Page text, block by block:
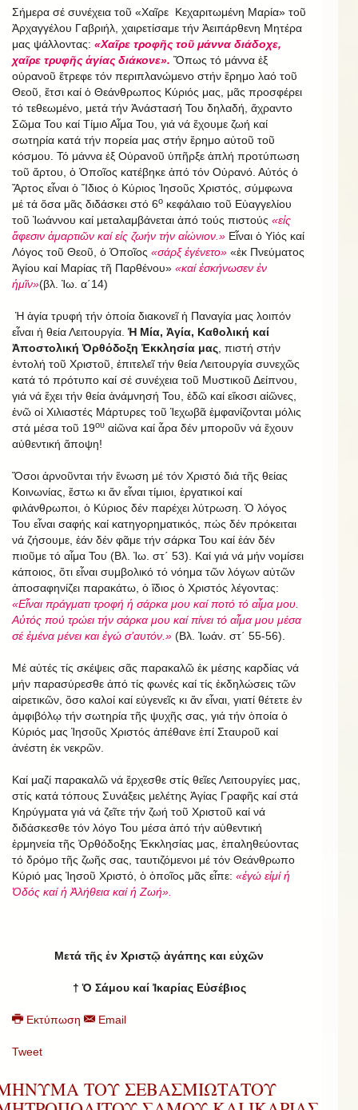
Σήμερα σέ συνέχεια τοῦ «Χαῖρε Κεχαριτωμένη Μαρία» τοῦ
Ἀρχαγγέλου Γαβριήλ, χαιρετίσαμε τήν Ἀειπάρθενη Μητέρα
μας ψάλλοντας: «Χαῖρε τροφῆς τοῦ μάννα διάδοχε,
χαῖρε τρυφῆς ἁγίας διάκονε». Ὅπως τό μάννα ἐξ
οὐρανοῦ ἔτρεφε τόν περιπλανώμενο στήν ἔρημο λαό τοῦ
Θεοῦ, ἔτσι καί ὁ Θεάνθρωπος Κύριός μας, μᾶς προσφέρει
τό τεθεωμένο, μετά τήν Ἀνάστασή Του δηλαδή, ἄχραντο
Σῶμα Του καί Τίμιο Αἷμα Του, γιά νά ἔχουμε ζωή καί
σωτηρία κατά τήν πορεία μας στήν ἔρημο αὐτοῦ τοῦ
κόσμου. Τό μάννα ἐξ Οὐρανοῦ ὑπῆρξε ἁπλή προτύπωση
τοῦ ἄρτου, ὁ Ὁποῖος κατέβηκε ἀπό τόν Οὐρανό. Αὐτός ὁ
Ἄρτος εἶναι ὁ Ἴδιος ὁ Kύριος Ἰησοῦς Χριστός, σύμφωνα
μέ τά ὅσα μᾶς διδάσκει στό 6ο κεφάλαιο τοῦ Εὐαγγελίου
τοῦ Ἰωάννου καί μεταλαμβάνεται ἀπό τούς πιστούς «εἰς
ἄφεσιν ἁμαρτιῶν καί εἰς ζωήν τήν αἰώνιον.» Εἶναι ὁ Υἱός καί
Λόγος τοῦ Θεοῦ, ὁ Ὁποῖος «σάρξ ἐγένετο» «ἐκ Πνεύματος
Ἁγίου καί Μαρίας τῆ Παρθένου» «καί ἐσκήνωσεν ἐν
ἡμῖν»(βλ. Ἰω. α΄14)
Ἡ ἁγία τρυφή τήν ὁποία διακονεῖ ἡ Παναγία μας λοιπόν
εἶναι ἡ θεία Λειτουργία. Ἡ Μία, Ἁγία, Καθολική καί
Ἀποστολική Ὀρθόδοξη Ἐκκλησία μας , πιστή στήν
ἐντολή τοῦ Χριστοῦ, ἐπιτελεῖ τήν θεία Λειτουργία συνεχῶς
κατά τό πρότυπο καί σέ συνέχεια τοῦ Μυστικοῦ Δείπνου,
γιά νά ἔχει τήν θεία ἀνάμνησή Του, ἐδῶ καί εἴκοσι αἰῶνες,
ἐνῶ οἱ Χιλιαστές Μάρτυρες τοῦ Ἱεχωβᾶ ἐμφανίζονται μόλις
στά μέσα τοῦ 19ου αἰῶνα καί ἆρα δέν μποροῦν νά ἔχουν
αὐθεντική ἄποψη!
Ὅσοι ἀρνοῦνται τήν ἕνωση μέ τόν Χριστό διά τῆς θείας
Κοινωνίας, ἔστω κι ἄν εἶναι τίμιοι, ἐργατικοί καί
φιλάνθρωποι, ὁ Κύριος δέν παρέχει λύτρωση. Ὁ λόγος
Του εἶναι σαφής καί κατηγορηματικός, πώς δέν πρόκειται
νά ζήσουμε, ἐάν δέν φᾶμε τήν σάρκα Του καί ἐάν δέν
πιοῦμε τό αἷμα Του (Βλ. Ἰω. στ΄ 53). Καί γιά νά μήν νομίσει
κάποιος, ὅτι εἶναι συμβολικό τό νόημα τῶν λόγων αὐτῶν
ἀποσαφηνίζει παρακάτω, ὁ ἴδιος ὁ Χριστός λέγοντας:
«Εἶναι πράγματι τροφή ἡ σάρκα μου καί ποτό τό αἷμα μου.
Αὐτός πού τρώει τήν σάρκα μου καί πίνει τό αἷμα μου μέσα
σέ ἐμένα μένει και ἐγώ σ’αυτόν.» (Βλ. Ἰωάν. στ΄ 55-56).
Μέ αὐτές τίς σκέψεις σᾶς παρακαλῶ ἐκ μέσης καρδίας νά
μήν παρασύρεσθε ἀπό τίς φωνές καί τίς ἐκδηλώσεις τῶν
αἱρετικῶν, ὅσο καλοί καί εὐγενεῖς κι ἄν εἶναι, γιατί θέτετε ἐν
ἀμφιβόλῳ τήν σωτηρία τῆς ψυχῆς σας, γιά τήν ὁποία ὁ
Κύριός μας Ἰησοῦς Χριστός ἀπέθανε ἐπί Σταυροῦ καί
ἀνέστη ἐκ νεκρῶν.
Καί μαζί παρακαλῶ νά ἔρχεσθε στίς θεῖες Λειτουργίες μας,
στίς κατά τόπους Συνάξεις μελέτης Ἁγίας Γραφῆς καί στά
Κηρύγματα γιά νά ζεῖτε τήν ζωή τοῦ Χριστοῦ καί νά
διδάσκεσθε τόν λόγο Του μέσα ἀπό τήν αὐθεντική
ἑρμηνεία τῆς Ὀρθόδοξης Ἐκκλησίας μας, ἐπαληθεύοντας
τό δρόμο τῆς ζωῆς σας, ταυτιζόμενοι μέ τόν Θεάνθρωπο
Κύριό μας Ἰησοῦ Χριστό, ὁ ὁποῖος μᾶς εἶπε: «ἐγώ εἰμί ἡ
Ὁδός καί ἡ Ἀλήθεια καί ἡ Ζωή».
Μετά τῆς ἐν Χριστῷ ἀγάπης και εὐχῶν
† Ὁ Σάμου καί Ἰκαρίας Εὐσέβιος
Εκτύπωση Email
Tweet
ΤΟΥ ΣΕΒΑΣΜΙΩΤΑΤΟΥ